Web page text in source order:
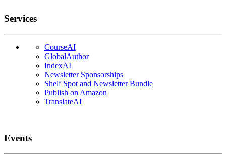
Services
CourseAI
GlobalAuthor
IndexAI
Newsletter Sponsorships
Shelf Spot and Newsletter Bundle
Publish on Amazon
TranslateAI
Events